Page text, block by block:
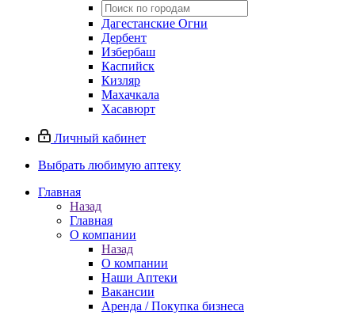
Дагестанские Огни
Дербент
Избербаш
Каспийск
Кизляр
Махачкала
Хасавюрт
Личный кабинет
Выбрать любимую аптеку
Главная
Назад
Главная
О компании
Назад
О компании
Наши Аптеки
Вакансии
Аренда / Покупка бизнеса